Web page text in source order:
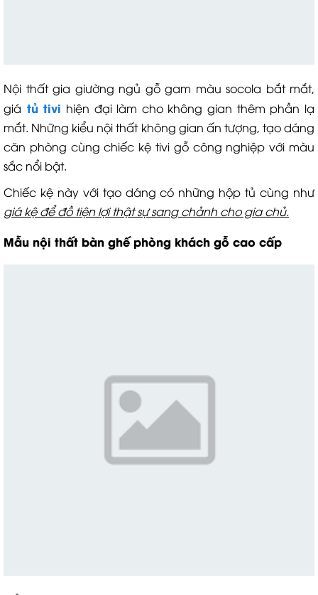
Nội thất gia giường ngủ gỗ gam màu socola bắt mắt,
giá tủ tivi hiện đại làm cho không gian thêm phần lạ
mắt. Những kiểu nội thất không gian ấn tượng, tạo dáng
căn phòng cùng chiếc kệ tivi gỗ công nghiệp với màu
sắc nổi bật.
Chiếc kệ này với tạo dáng có những hộp tủ cùng như
giá kệ để đồ tiện lợi thật sự sang chảnh cho gia chủ.
Mẫu nội thất bàn ghế phòng khách gỗ cao cấp